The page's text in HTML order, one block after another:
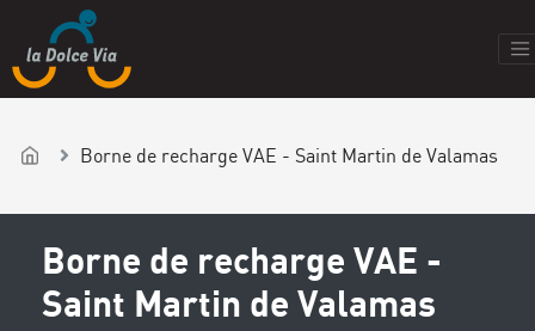
Borne de recharge VAE - Saint Martin de Valamas
Borne de recharge VAE -
Saint Martin de Valamas